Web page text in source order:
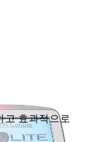
고 효과적으로